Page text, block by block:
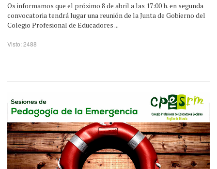
Os informamos que el próximo 8 de abril a las 17:00 h. en segunda
convocatoria tendrá lugar una reunión de la Junta de Gobierno del
Colegio Profesional de Educadores ...
Visto: 2488